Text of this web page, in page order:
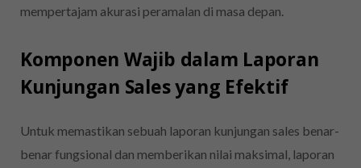
mempertajam akurasi peramalan di masa depan.
Komponen Wajib dalam Laporan
Kunjungan Sales yang Efektif
Untuk memastikan sebuah laporan kunjungan sales benar-
benar fungsional dan memberikan nilai maksimal, laporan